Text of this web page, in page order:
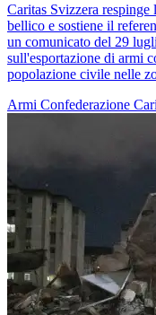
Caritas Svizzera
bellico e sostiene il
un comunicato del 29
sull'esportazione di armi
popolazione civile nelle
Armi Confederazione